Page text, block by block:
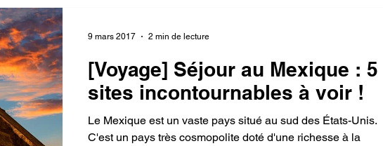
[Voyage] Séjour au Mexique : 5
sites incontournables à voir !
Le Mexique est un vaste pays situé au sud des États-Unis.
C'est un pays très cosmopolite doté d'une richesse à la
9 mars 2017 2 min de lecture